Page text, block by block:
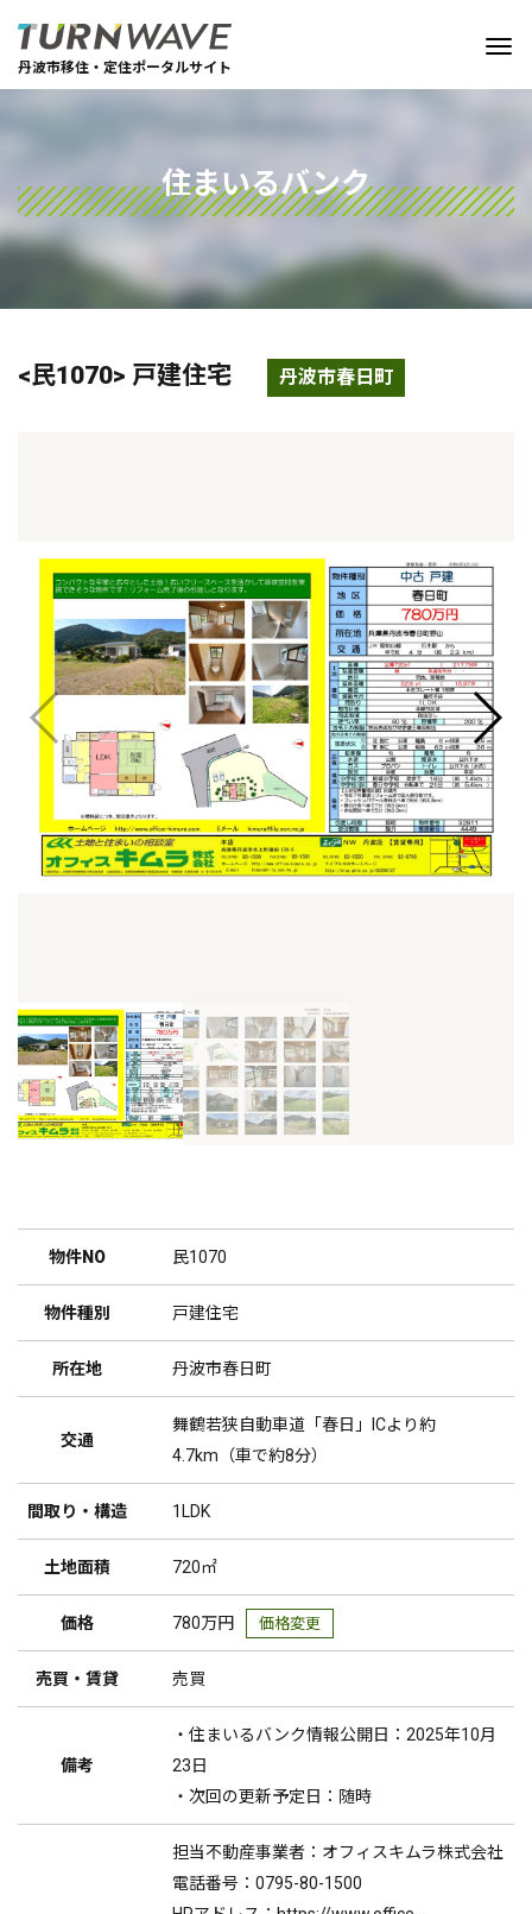
丹波市移住・定住ポータルサイト
住まいるバンク
<民1070> 戸建住宅 丹波市春日町
物件NO 民1070
物件種別 戸建住宅
所在地 丹波市春日町
交通
舞鶴若狭自動車道「春日」ICより約
4.7km（車で約8分）
間取り・構造 1LDK
土地面積 720㎡
価格 780万円 価格変更
売買・賃貸 売買
備考
・住まいるバンク情報公開日：2025年10月
23日
・次回の更新予定日：随時
担当不動産事業者：オフィスキムラ株式会社
電話番号：0795-80-1500